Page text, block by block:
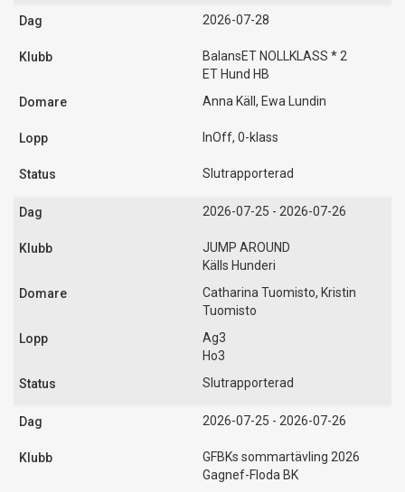
2026-07-28
BalansET NOLLKLASS * 2
ET Hund HB
Anna Käll, Ewa Lundin
InOff, 0-klass
Slutrapporterad
2026-07-25 - 2026-07-26
JUMP AROUND
Källs Hunderi
Catharina Tuomisto, Kristin
Tuomisto
Ag3
Ho3
Slutrapporterad
2026-07-25 - 2026-07-26
GFBKs sommartävling 2026
Gagnef-Floda BK